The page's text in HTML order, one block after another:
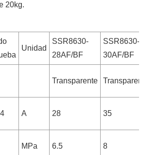
20kg.
Unidad
SSR8630-
28AF/BF
SSR8630-
30AF/BF
Transparente
A 28 35
MPa 6.5 8